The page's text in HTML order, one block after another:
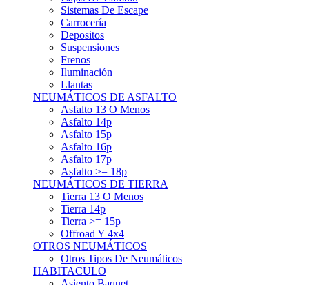
Carrocería
Depositos
Suspensiones
Frenos
Iluminación
Llantas
NEUMÁTICOS DE ASFALTO
Asfalto 13 O Menos
Asfalto 14p
Asfalto 15p
Asfalto 16p
Asfalto 17p
Asfalto >= 18p
NEUMÁTICOS DE TIERRA
Tierra 13 O Menos
Tierra 14p
Tierra >= 15p
Offroad Y 4x4
OTROS NEUMÁTICOS
Otros Tipos De Neumáticos
HABITACULO
Asiento Baquet
Arneses